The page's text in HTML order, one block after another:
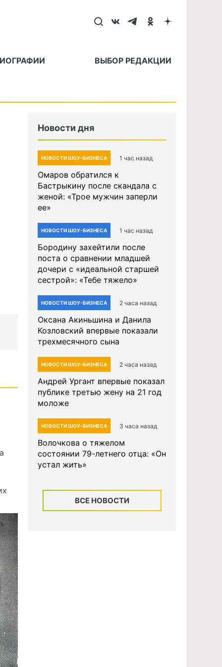
ВЫБОР РЕДАКЦИИ
Новости дня
НОВОСТИ ШОУ-БИЗНЕСА 1 час назад
Омаров обратился к
Бастрыкину после скандала с
женой: «Трое мужчин заперли
ее»
НОВОСТИ ШОУ-БИЗНЕСА 1 час назад
Бородину захейтили после
поста о сравнении младшей
дочери с «идеальной старшей
сестрой»: «Тебе тяжело»
НОВОСТИ ШОУ-БИЗНЕСА 2 часа назад
Оксана Акиньшина и Данила
Козловский впервые показали
трехмесячного сына
НОВОСТИ ШОУ-БИЗНЕСА 2 часа назад
Андрей Ургант впервые показал
публике третью жену на 21 год
моложе
НОВОСТИ ШОУ-БИЗНЕСА 3 часа назад
Волочкова о тяжелом
состоянии 79-летнего отца: «Он
устал жить»
ВСЕ НОВОСТИ